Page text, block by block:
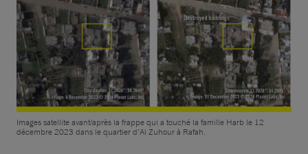
Images satellite avant/après la frappe qui a touché la famille Harb le 12
décembre 2023 dans le quartier d’Al Zuhour à Rafah.